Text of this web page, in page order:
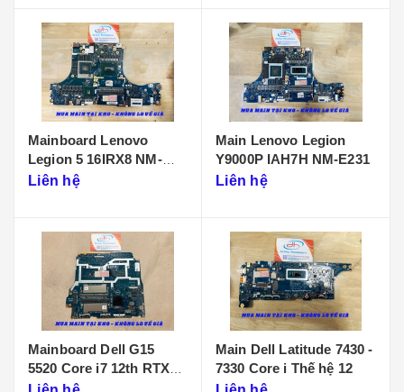
Mainboard Lenovo
Legion 5 16IRX8 NM-
F901
Liên hệ
Main Lenovo Legion
Y9000P IAH7H NM-E231
Liên hệ
Mainboard Dell G15
5520 Core i7 12th RTX
3050 LA-655P
Main Dell Latitude 7430 -
7330 Core i Thế hệ 12